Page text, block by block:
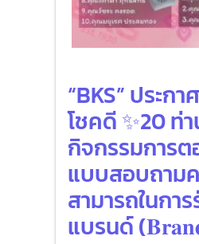
“BKS” ประก
โชคดี ✨20 ท่
กิจกรรมการ
แบบสอบถาม
สามารถในกา
แบรนด์